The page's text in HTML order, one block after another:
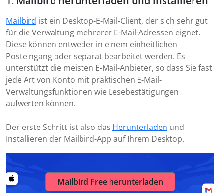
Mailbird ist ein Desktop-E-Mail-Client, der sich sehr gut
für die Verwaltung mehrerer E-Mail-Adressen eignet.
Diese können entweder in einem einheitlichen
Posteingang oder separat bearbeitet werden. Es
unterstützt die meisten E-Mail-Anbieter, so dass Sie fast
jede Art von Konto mit praktischen E-Mail-
Verwaltungsfunktionen wie Lesebestätigungen
aufwerten können.
Der erste Schritt ist also das Herunterladen und
Installieren der Mailbird-App auf Ihrem Desktop.
Mailbird Free herunterladen